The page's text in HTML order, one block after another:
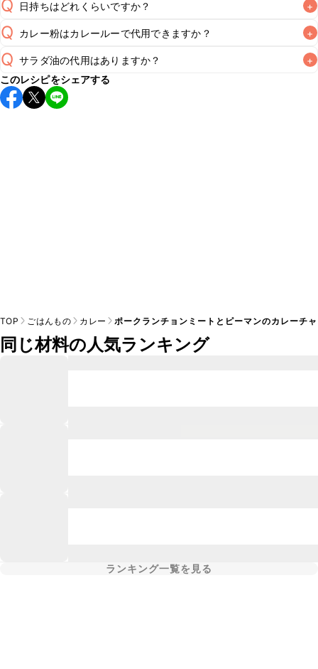
Q 日持ちはどれくらいですか？ +
A
保存期間は冷蔵で当日中が目安です。なるべくお早めにお召
し上がりください。
※日持ちは目安です。
Q カレー粉はカレールーで代用できますか？ +
A
カレールーにはスパイスの他に塩分や油分、薄力粉などが含
まれるため、代用せず、レシピ通りカレー粉を使用すること
Q サラダ油の代用はありますか？ +
A
このレシピをシェアする
TOP ごはんもの カレー ポークランチョンミートとピーマンのカレーチ
同じ材料の人気ランキング
ランキング一覧を見る